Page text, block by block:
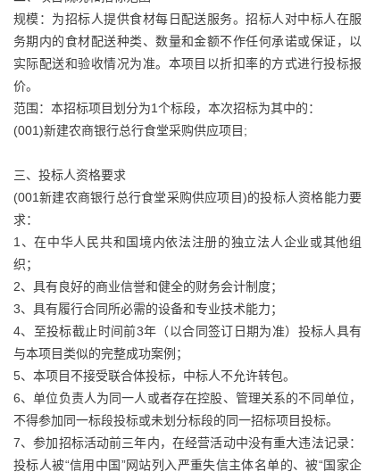
规模：为招标人提供食材每日配送服务。招标人对中标人在服
务期内的食材配送种类、数量和金额不作任何承诺或保证，以
实际配送和验收情况为准。本项目以折扣率的方式进行投标报
价。
范围：本招标项目划分为1个标段，本次招标为其中的：
(001)新建农商银行总行食堂采购供应项目;
三、投标人资格要求
(001新建农商银行总行食堂采购供应项目)的投标人资格能力要
求：
1、在中华人民共和国境内依法注册的独立法人企业或其他组
织；
2、具有良好的商业信誉和健全的财务会计制度；
3、具有履行合同所必需的设备和专业技术能力；
4、至投标截止时间前3年（以合同签订日期为准）投标人具有
与本项目类似的完整成功案例；
5、本项目不接受联合体投标，中标人不允许转包。
6、单位负责人为同一人或者存在控股、管理关系的不同单位，
不得参加同一标段投标或未划分标段的同一招标项目投标。
7、参加招标活动前三年内，在经营活动中没有重大违法记录：
投标人被“信用中国”网站列入严重失信主体名单的、被“国家企